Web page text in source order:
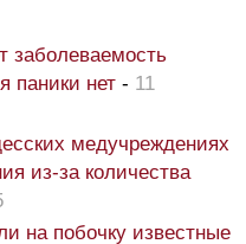
заболеваемость
паники нет - 11
медучреждениях
из-за количества
на побочку известные